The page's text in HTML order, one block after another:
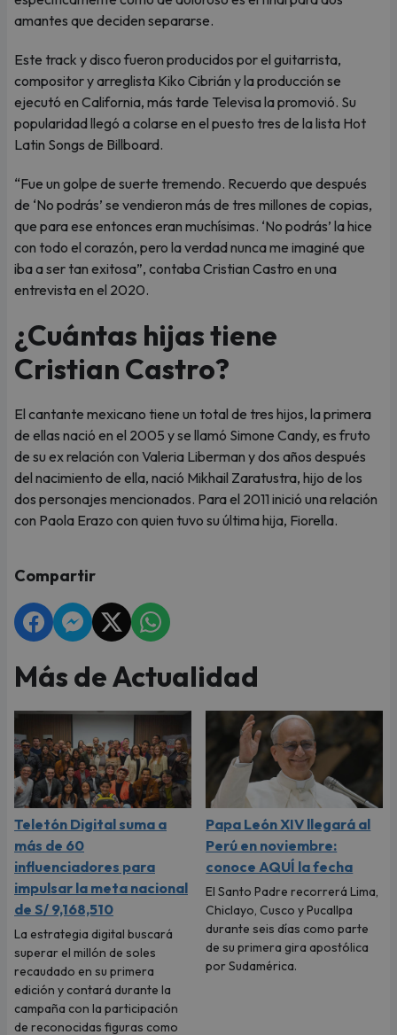
amantes que deciden separarse.
Este track y disco fueron producidos por el guitarrista,
compositor y arreglista Kiko Cibrián y la producción se
ejecutó en California, más tarde Televisa la promovió. Su
popularidad llegó a colarse en el puesto tres de la lista Hot
Latin Songs de Billboard.
“Fue un golpe de suerte tremendo. Recuerdo que después
de ‘No podrás’ se vendieron más de tres millones de copias,
que para ese entonces eran muchísimas. ‘No podrás’ la hice
con todo el corazón, pero la verdad nunca me imaginé que
iba a ser tan exitosa”, contaba Cristian Castro en una
entrevista en el 2020.
¿Cuántas hijas tiene
Cristian Castro?
El cantante mexicano tiene un total de tres hijos, la primera
de ellas nació en el 2005 y se llamó Simone Candy, es fruto
de su ex relación con Valeria Liberman y dos años después
del nacimiento de ella, nació Mikhail Zaratustra, hijo de los
dos personajes mencionados. Para el 2011 inició una relación
con Paola Erazo con quien tuvo su última hija, Fiorella.
Compartir
Más de Actualidad
Teletón Digital suma a
más de 60
influenciadores para
impulsar la meta nacional
de S/ 9,168,510
La estrategia digital buscará
superar el millón de soles
recaudado en su primera
edición y contará durante la
campaña con la participación
de reconocidas figuras como
Papa León XIV llegará al
Perú en noviembre:
conoce AQUÍ la fecha
El Santo Padre recorrerá Lima,
Chiclayo, Cusco y Pucallpa
durante seis días como parte
de su primera gira apostólica
por Sudamérica.